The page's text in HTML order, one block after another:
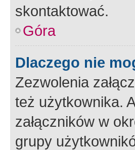
skontaktować.
Góra
Dlaczego nie
Zezwolenia
też użytkownika.
załączników w
grupy